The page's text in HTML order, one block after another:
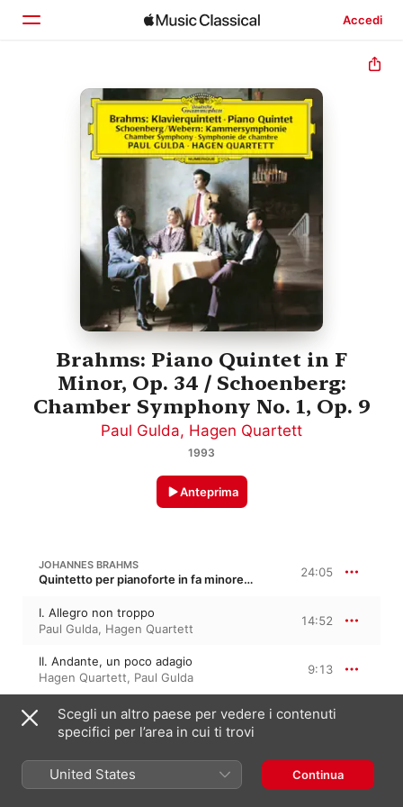
Accedi
Home
Scopri
Cerca
Brahms: Piano Quintet in F
Minor, Op. 34 / Schoenberg:
Chamber Symphony No. 1, Op. 9
Paul Gulda, Hagen Quartett
1993
Anteprima
JOHANNES BRAHMS
Quintetto per pianoforte in fa minore, Op. 34, Op. 34a 24:05
I. Allegro non troppo
Paul Gulda, Hagen Quartett
14:52
II. Andante, un poco adagio
Hagen Quartett, Paul Gulda
9:13
JOHANNES BRAHMS
Quintetto d'archi nº 1 in fa maggiore, Op. 88 · “Primavera”
III. Scherzo. Allegro
Paul Gulda,Hagen Quartett
7:16
Scegli un altro paese per vedere i contenuti
specifici per l’area in cui ti trovi
United States Continua